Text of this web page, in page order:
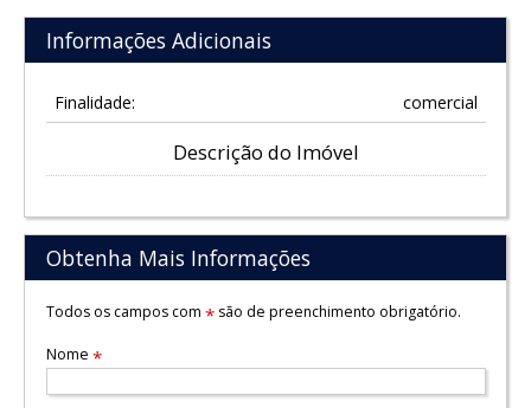
Informações Adicionais
Finalidade: comercial
Descrição do Imóvel
Obtenha Mais Informações
Todos os campos com *são de preenchimento obrigatório.
Nome *